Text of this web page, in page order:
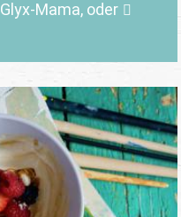
Glyx-Mama,oder